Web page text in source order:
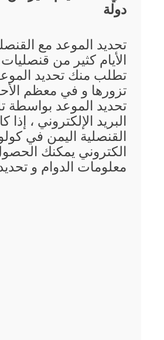
دولة
تحديد الموعد مع
الأيام كثير من
تطلب منك تحديد
تزورها و في معظم
تحديد الموعد بواسطة
البريد الإلكتروني ، إذا
القنصلية اليمن في
الكتروني يمكنك
معلومات الدوام و